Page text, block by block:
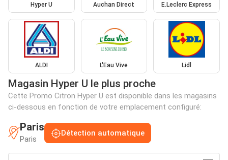
Hyper U Auchan Direct E.Leclerc Express
ALDI L'Eau Vive Lidl
Magasin Hyper U le plus proche
Cette Promo Citron Hyper U est disponible dans les magasins
ci-dessous en fonction de votre emplacement configuré:
Paris
Paris
Détection automatique